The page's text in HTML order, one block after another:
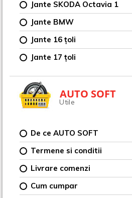
Jante SKODA Octavia 1
Jante BMW
Jante 16 țoli
Jante 17 țoli
AUTO SOFT
Utile
De ce AUTO SOFT
Termene si conditii
Livrare comenzi
Cum cumpar